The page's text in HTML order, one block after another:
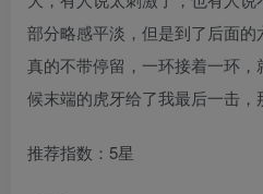
部分略感平淡，但是到了后面的
真的不带停留，一环接着一环
候末端的虎牙给了我最后一击，
推荐指数：5星